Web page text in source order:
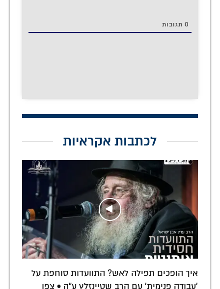
0 תגובות
לכתבות אקראיות
איך הופכים תפילה לאש? התוועדות סוחפת על
'עבודה פנימית' עם הרב שטיינזלץ ע"ה • צפו